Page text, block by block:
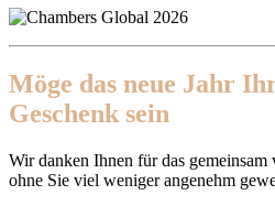
Möge das neue Jahr
Geschenk sein
Wir danken Ihnen für das gemeinsam
ohne Sie viel weniger angenehm